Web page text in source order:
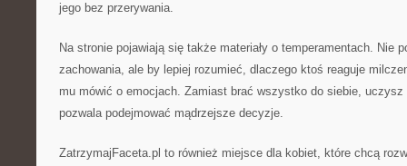
jego bez przerywania.
Na stronie pojawiają się także materiały o temperamentach. Nie
zachowania, ale by lepiej rozumieć, dlaczego ktoś reaguje
mu mówić o emocjach. Zamiast brać wszystko do siebie,
pozwala podejmować mądrzejsze decyzje.
ZatrzymajFaceta.pl to również miejsce dla kobiet, które chcą